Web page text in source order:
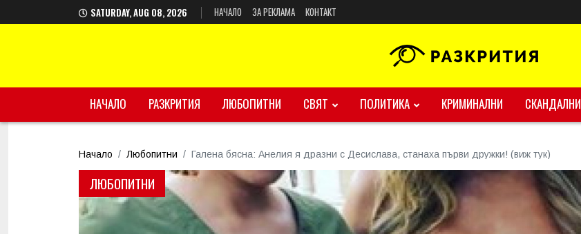
SATURDAY, AUG 08, 2026 НАЧАЛО ЗА РЕКЛАМА КОНТАКТ
НАЧАЛО РАЗКРИТИЯ ЛЮБОПИТНИ СВЯТ ПОЛИТИКА КРИМИНАЛНИ СКАНДАЛНИ
Начало Любопитни Галена бясна: Анелия я дразни с Десислава, станаха първи дружки! (виж тук)
ЛЮБОПИТНИ